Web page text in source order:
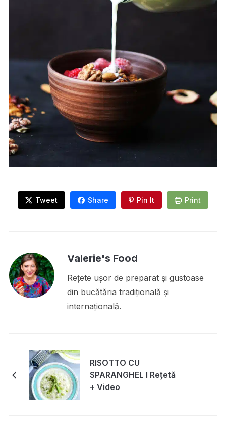
Tweet Share Pin It Print
Valerie's Food
Rețete ușor de preparat și gustoase
din bucătăria tradițională și
internațională.
RISOTTO CU
SPARANGHEL I Rețetă
+ Video